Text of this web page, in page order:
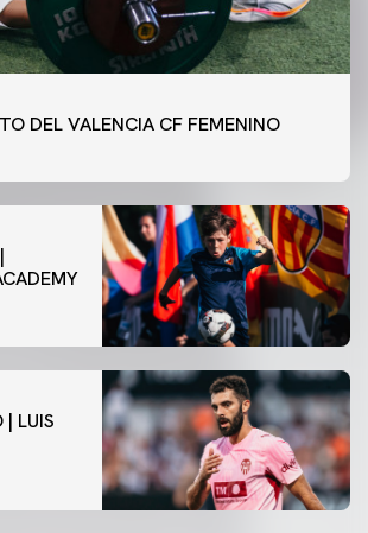
DEL VALENCIA CF FEMENINO
| LUIS
DEL VALENCIA CF FEMENINO